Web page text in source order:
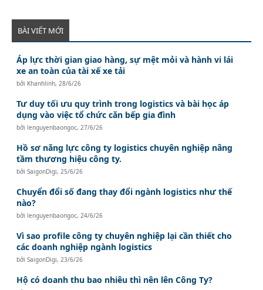
BÀI VIẾT MỚI
Áp lực thời gian giao hàng, sự mệt mỏi và hành vi lái
xe an toàn của tài xế xe tải
bởi Khanhlinh, 28/6/26
Tư duy tối ưu quy trình trong logistics và bài học áp
dụng vào việc tổ chức căn bếp gia đình
bởilenguyenbaongoc, 27/6/26
Hồ sơ năng lực công ty logistics chuyên nghiệp nâng
tầm thương hiệu công ty.
bởiSaigonDigi, 25/6/26
Chuyển đổi số đang thay đổi ngành logistics như thế
nào?
bởilenguyenbaongoc, 24/6/26
Vì sao profile công ty chuyên nghiệp lại cần thiết cho
các doanh nghiệp ngành logistics
bởiSaigonDigi, 23/6/26
Hộ có doanh thu bao nhiêu thì nên lên Công Ty?